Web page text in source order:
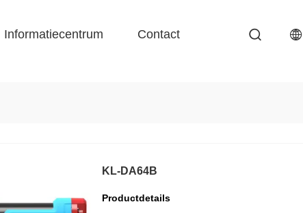
Informatiecentrum Contact
KL-DA64B
Productdetails